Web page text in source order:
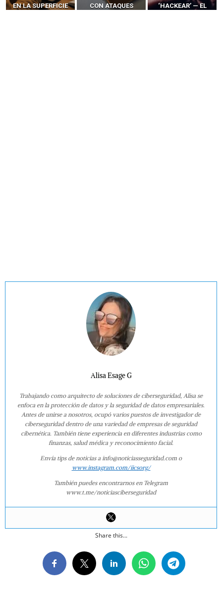
EN LA SUPERFICIE
CON ATAQUES
‘HACKEAR’ — EL
Alisa Esage G
Trabajando como arquitecto de soluciones de ciberseguridad, Alisa se
enfoca en la protección de datos y la seguridad de datos empresariales.
Antes de unirse a nosotros, ocupó varios puestos de investigador de
ciberseguridad dentro de una variedad de empresas de seguridad
cibernética. También tiene experiencia en diferentes industrias como
finanzas, salud médica y reconocimiento facial.
Envía tips de noticias a info@noticiasseguridad.com o
www.instagram.com/iicsorg/
También puedes encontrarnos en Telegram
www.t.me/noticiasciberseguridad
Share this...